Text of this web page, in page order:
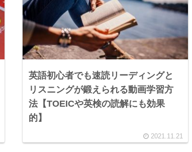
英語初心者でも速読リーディングと
リスニングが鍛えられる動画学習方
法【TOEICや英検の読解にも効果
的】
2021.11.21